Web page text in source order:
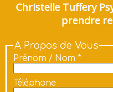
Christelle Tuffery
prendre
A Propos de Vous
Prénom / Nom *
Téléphone